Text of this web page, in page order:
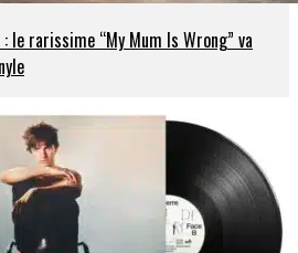
le rarissime “My Mum Is Wrong” va